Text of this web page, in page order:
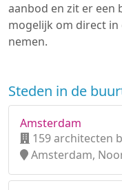
aanbod en zit er een
mogelijk om direct
nemen.
Steden in de
Amsterdam
159 architecten
Amsterdam,